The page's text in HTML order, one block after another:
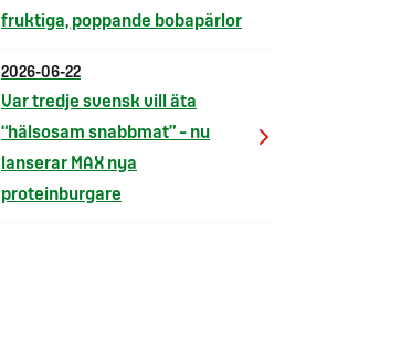
fruktiga, poppande bobapärlor
2026-06-22
Var tredje svensk vill äta
“hälsosam snabbmat” – nu
lanserar MAX nya
proteinburgare